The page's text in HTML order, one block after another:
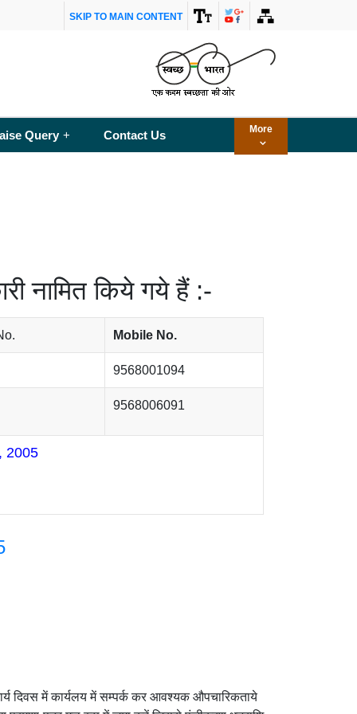
SKIP TO MAIN CONTENT
Query + Contact Us More
नामित किये गये हैं :-
Mobile No.
9568001094
9568006091
2005
दिवस में कार्यलय में सम्पर्क कर आवश्यक औपचारिकताये